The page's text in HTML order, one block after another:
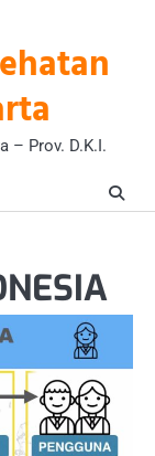
– Prov. D.K.I.